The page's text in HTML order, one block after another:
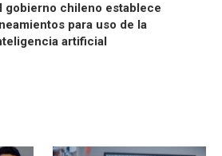
gobierno chileno establece
para uso de la
artificial